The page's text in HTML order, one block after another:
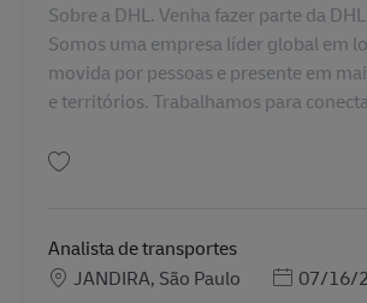
Sobre a DHL. Venha fazer parte da
Somos uma empresa líder global em
movida por pessoas e presente em
e territórios. Trabalhamos para
Analista de transportes
Locație
JANDIRA, São Paulo Posted Date
07/16/